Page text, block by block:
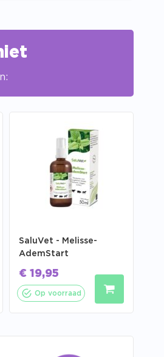
SaluVet - Melisse-
AdemStart
€ 19,95
Op voorraad